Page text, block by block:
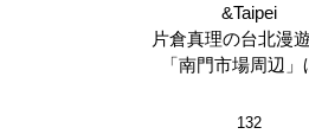
&Taipei
片倉真理の台北漫
「南門市場周辺」
132